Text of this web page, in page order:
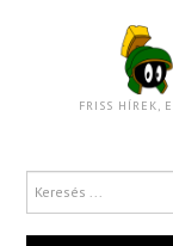
FRISS HÍREK,